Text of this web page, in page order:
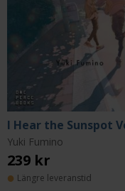
Yuki Fumino
239 kr
Längre leveranstid